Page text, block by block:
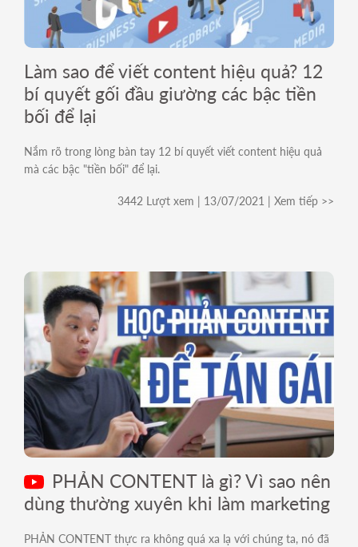
For Internal
Làm sao để viết content hiệu quả? 12
bí quyết gối đầu giường các bậc tiền
bối để lại
Nắm rõ trong lòng bàn tay 12 bí quyết viết content hiệu quả
mà các bậc "tiền bối" để lại.
3442 Lượt xem | 13/07/2021 | Xem tiếp >>
PHẢN CONTENT là gì? Vì sao nên
dùng thường xuyên khi làm marketing
PHẢN CONTENT thực ra không quá xa lạ với chúng ta, nó đã